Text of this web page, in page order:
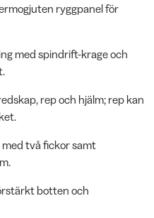
ryggpanel för
med spindrift-krage och
rep och hjälm; rep kan
två fickor samt
botten och